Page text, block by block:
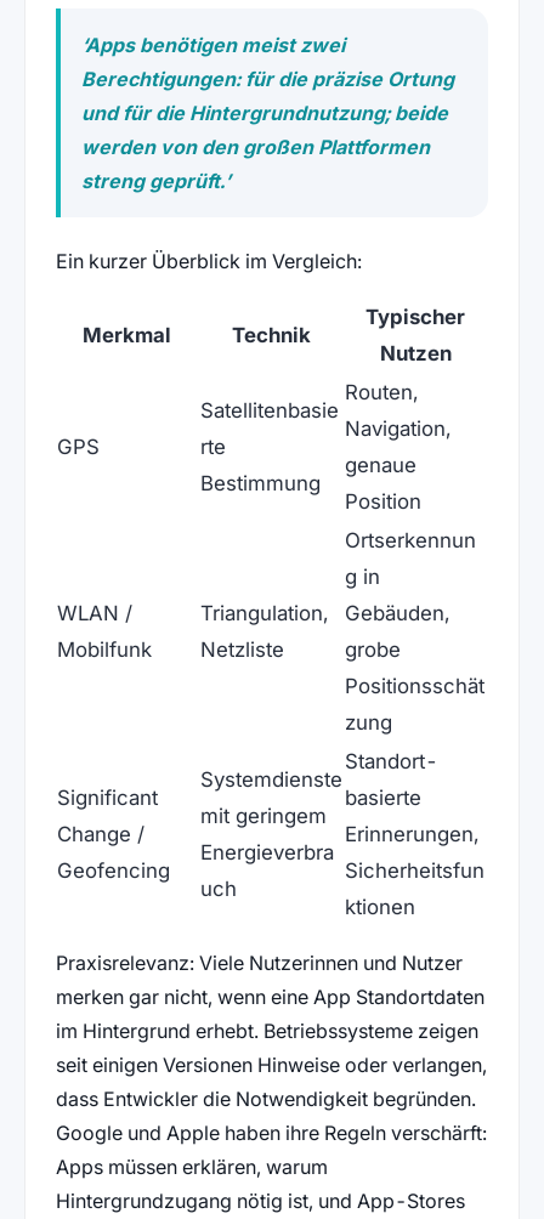
‘Apps benötigen meist zwei
Berechtigungen: für die präzise Ortung
und für die Hintergrundnutzung; beide
werden von den großen Plattformen
streng geprüft.’
Ein kurzer Überblick im Vergleich:
Merkmal Technik
Typischer
Nutzen
GPS
Satellitenbasie
rte
Bestimmung
Routen,
Navigation,
genaue
Position
WLAN /
Mobilfunk
Triangulation,
Netzliste
Ortserkennun
g in
Gebäuden,
grobe
Positionsschät
zung
Significant
Change /
Geofencing
Systemdienste
mit geringem
Energieverbra
uch
Standort-
basierte
Erinnerungen,
Sicherheitsfun
ktionen
Praxisrelevanz: Viele Nutzerinnen und Nutzer
merken gar nicht, wenn eine App Standortdaten
im Hintergrund erhebt. Betriebssysteme zeigen
seit einigen Versionen Hinweise oder verlangen,
dass Entwickler die Notwendigkeit begründen.
Google und Apple haben ihre Regeln verschärft:
Apps müssen erklären, warum
Hintergrundzugang nötig ist, und App-Stores